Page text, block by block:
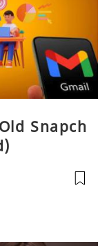
Snapch